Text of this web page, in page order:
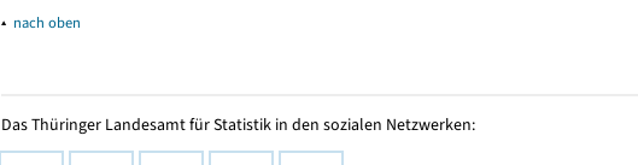
▴ nach oben
Das Thüringer Landesamt für Statistik in den sozialen Netzwerken: